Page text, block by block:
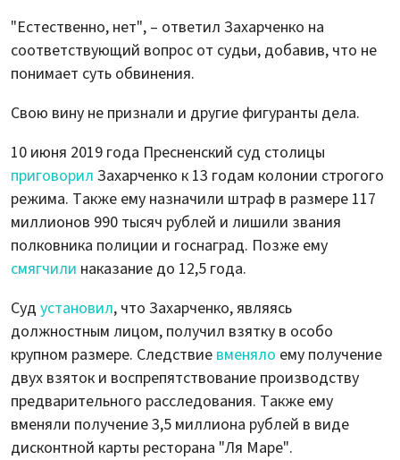
"Естественно, нет", – ответил Захарченко на
соответствующий вопрос от судьи, добавив, что не
понимает суть обвинения.
Свою вину не признали и другие фигуранты дела.
10 июня 2019 года Пресненский суд столицы
приговорил Захарченко к 13 годам колонии строгого
режима. Также ему назначили штраф в размере 117
миллионов 990 тысяч рублей и лишили звания
полковника полиции и госнаград. Позже ему
смягчили наказание до 12,5 года.
Суд установил, что Захарченко, являясь
должностным лицом, получил взятку в особо
крупном размере. Следствие вменяло ему получение
двух взяток и воспрепятствование производству
предварительного расследования. Также ему
вменяли получение 3,5 миллиона рублей в виде
дисконтной карты ресторана "Ля Маре".